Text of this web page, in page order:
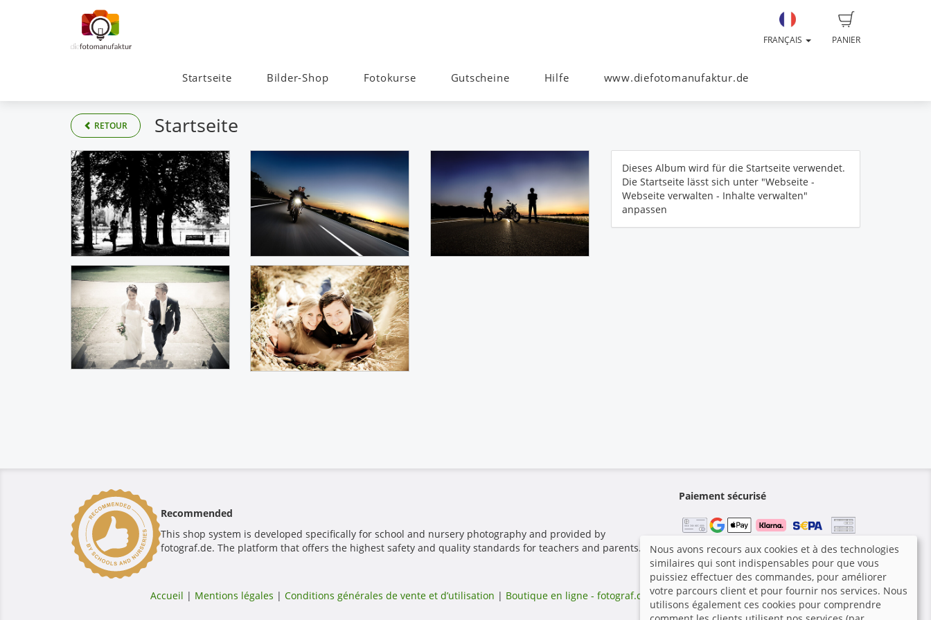
PANIER
FRANÇAIS
Startseite Bilder-Shop Fotokurse Gutscheine Hilfe www.diefotomanufaktur.de
RETOUR Startseite
Dieses Album wird für die Startseite verwendet.
Die Startseite lässt sich unter "Webseite -
Webseite verwalten - Inhalte verwalten"
anpassen
Recommended
This shop system is developed specifically for school and nursery photography and provided by
fotograf.de. The platform that offers the highest safety and quality standards for teachers and parents.
Paiement sécurisé
Accueil | Mentions légales | Conditions générales de vente et d’utilisation | Boutique en ligne - fotograf.de |
Nous avons recours aux cookies et à des technologies
similaires qui sont indispensables pour que vous
puissiez effectuer des commandes, pour améliorer
votre parcours client et pour fournir nos services. Nous
utilisons également ces cookies pour comprendre